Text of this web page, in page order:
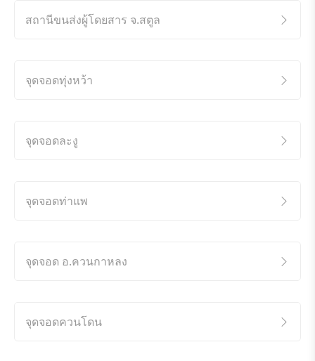
สถานีขนส่งผู้โดยสาร จ.สตูล
จุดจอดทุ่งหว้า
จุดจอดละงู
จุดจอดท่าแพ
จุดจอด อ.ควนกาหลง
จุดจอดควนโดน